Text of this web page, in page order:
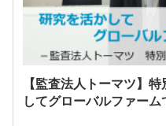
【監査法人トーマツ】
してグローバルファー